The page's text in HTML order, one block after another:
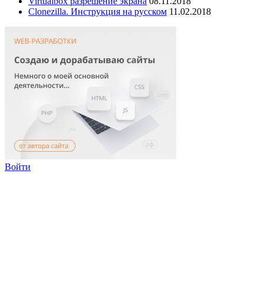
Clonezilla. Инструкция на русском 11.02.2018
Войти